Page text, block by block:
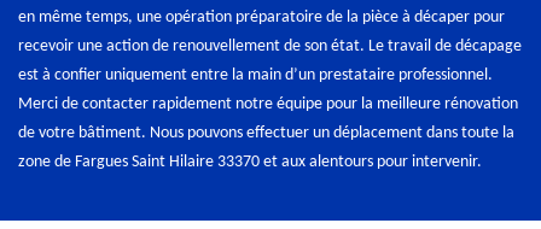
en même temps, une opération préparatoire de la pièce à décaper pour
recevoir une action de renouvellement de son état. Le travail de décapage
est à confier uniquement entre la main d’un prestataire professionnel.
Merci de contacter rapidement notre équipe pour la meilleure rénovation
de votre bâtiment. Nous pouvons effectuer un déplacement dans toute la
zone de Fargues Saint Hilaire 33370 et aux alentours pour intervenir.